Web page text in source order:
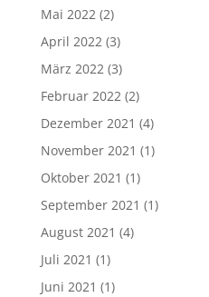
Mai 2022(2)
April 2022(3)
März 2022(3)
Februar 2022(2)
Dezember 2021 (4)
November 2021 (1)
Oktober 2021 (1)
September 2021 (1)
August 2021 (4)
Juli 2021 (1)
Juni 2021 (1)